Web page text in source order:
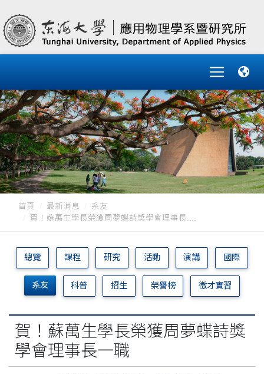
首頁 最新消息
系友
賀！蘇萬生學長榮獲周夢蝶詩獎學會理事長....
總覽 課程 研究 活動 演講 國際
系友 科普 招生 榮譽榜 徵才實習
賀！蘇萬生學長榮獲周夢蝶詩獎
學會理事長一職